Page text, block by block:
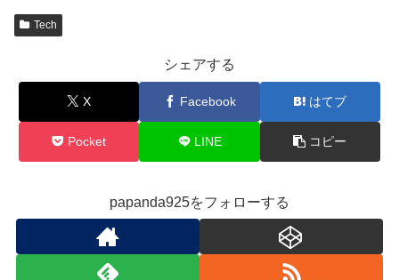
Tech
シェアする
X Facebook はてブ
Pocket LINE コピー
papanda925をフォローする